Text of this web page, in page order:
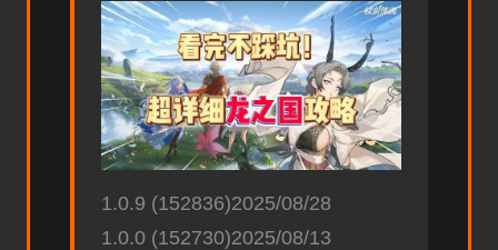
1.0.9 (152836)2025/08/28
1.0.0 (152730)2025/08/13